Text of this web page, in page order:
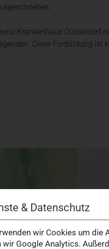
Krankenhaus Düsseldorf
Diese Fortbildung ist
& Datenschutz
wir Cookies um die
Google Analytics.